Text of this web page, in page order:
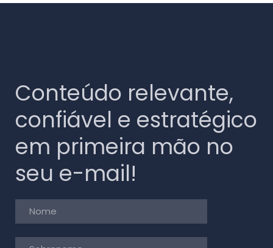
Conteúdo relevante,
confiável e estratégico
em primeira mão no
seu e-mail!